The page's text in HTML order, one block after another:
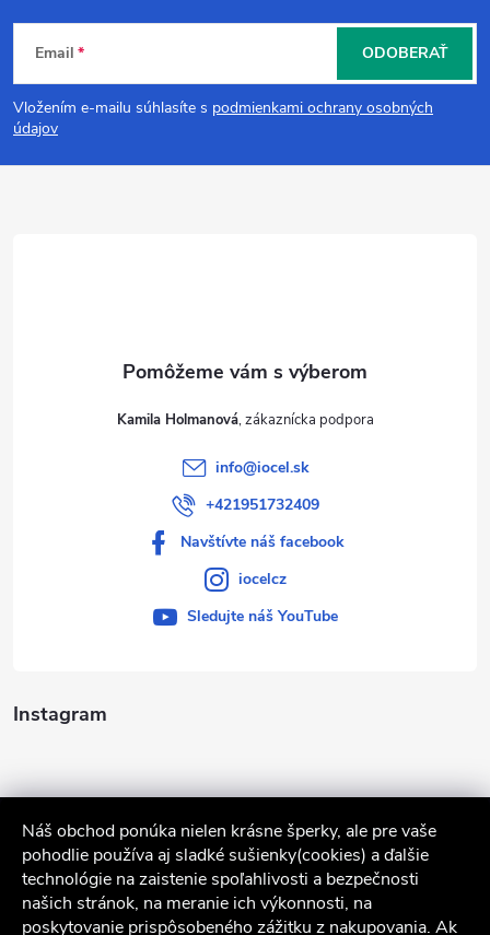
Náš obchod ponúka nielen krásne šperky, ale pre vaše
pohodlie používa aj sladké sušienky(cookies) a ďalšie
technológie na zaistenie spoľahlivosti a bezpečnosti
našich stránok, na meranie ich výkonnosti, na
poskytovanie prispôsobeného zážitku z nakupovania. Ak
Z
á
p
Email
Vložením e-mailu súhlasíte s podmienkami ochrany osobných
údajov
ODOBERAŤ
Instagram
Kamila Holmanová
info@iocel.sk
+421951732409
Navštívte náš facebook
iocelcz
Sledujte náš YouTube